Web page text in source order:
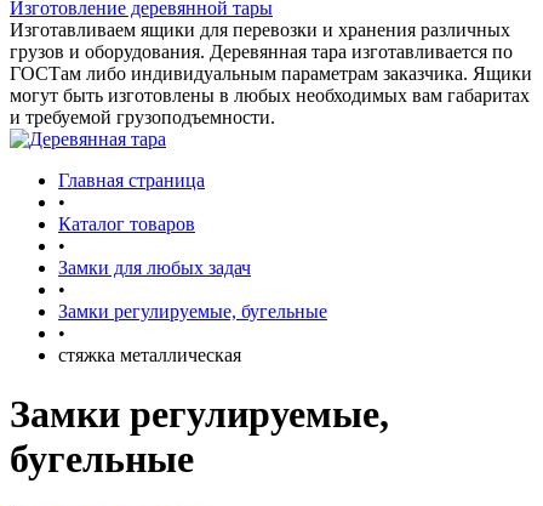
Изготовление деревянной тары
Изготавливаем ящики для перевозки и хранения различных
грузов и оборудования. Деревянная тара изготавливается по
ГОСТам либо индивидуальным параметрам заказчика. Ящики
могут быть изготовлены в любых необходимых вам габаритах
и требуемой грузоподъемности.
Главная страница
•
Каталог товаров
•
Замки для любых задач
•
Замки регулируемые, бугельные
•
стяжка металлическая
Замки регулируемые,
бугельные